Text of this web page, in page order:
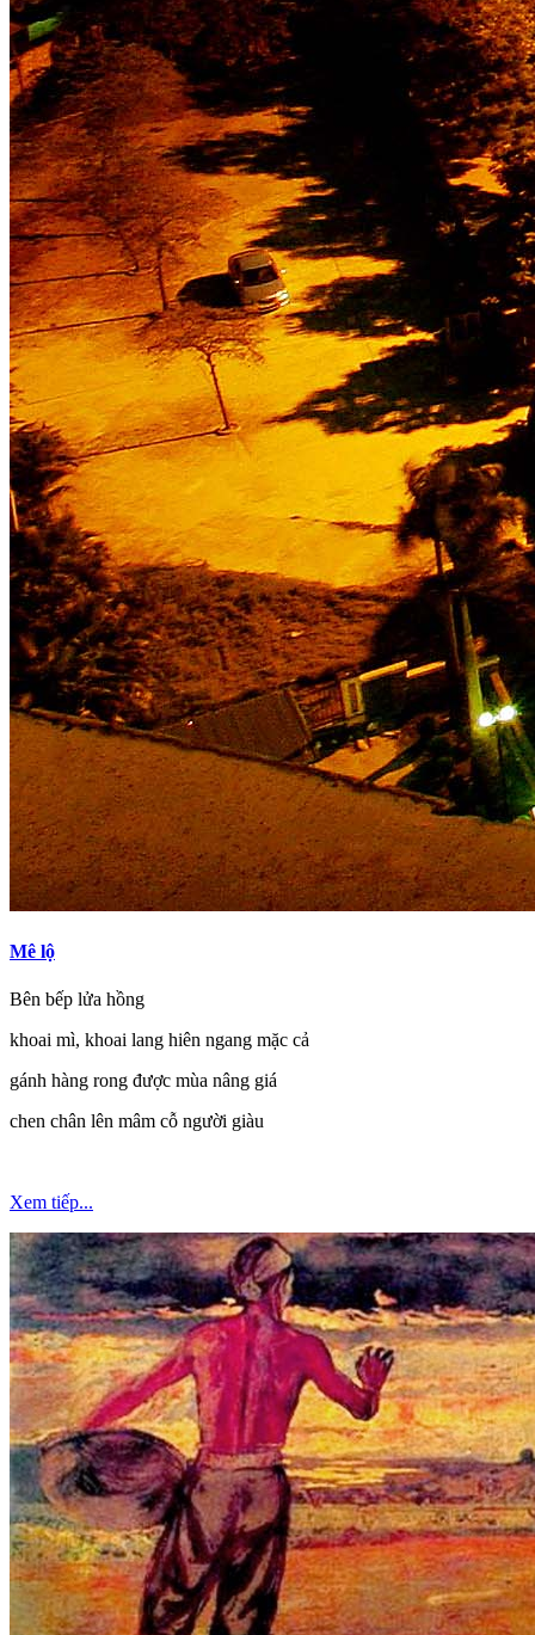
Mê lộ
Bên bếp lửa hồng
khoai mì, khoai lang hiên ngang mặc cả
gánh hàng rong được mùa nâng giá
chen chân lên mâm cỗ người giàu
Xem tiếp...